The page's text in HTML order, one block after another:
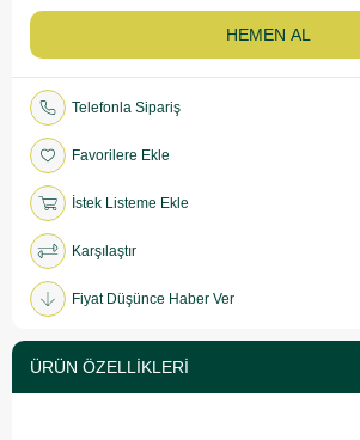
Telefonla Sipariş
Favorilere Ekle
İstek Listeme Ekle
Karşılaştır
Fiyat Düşünce Haber Ver
ÜRÜN ÖZELLIKLERI